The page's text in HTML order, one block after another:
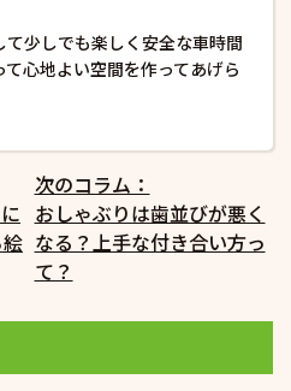
少しでも楽しく安全な車時間
心地よい空間を作ってあげら
次のコラム：
おしゃぶりは歯並びが悪く
なる？上手な付き合い方っ
て？